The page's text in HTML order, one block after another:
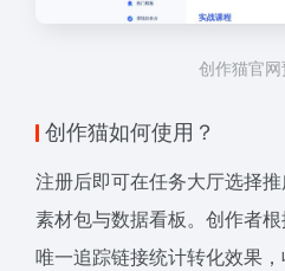
创作猫官
创作猫如何使用？
注册后即可在任务大厅选择
素材包与数据看板。创作者
唯一追踪链接统计转化效果